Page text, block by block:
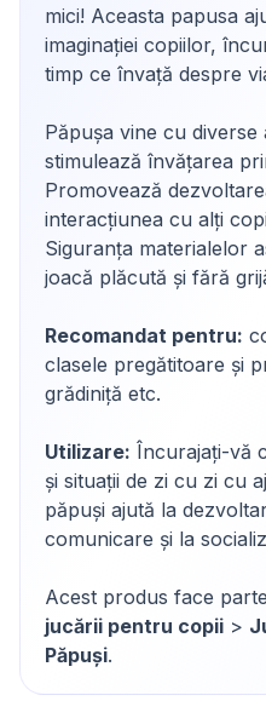
mici! Aceasta papusa
imaginației copiilor,
timp ce învață despre
Păpușa vine cu
stimulează învățarea
Promovează
interacțiunea cu alți
Siguranța materialelor
joacă plăcută și fără
Recomandat pentru:
clasele pregătitoare și
grădiniță etc.
Utilizare: Încurajați-vă
și situații de zi cu zi cu
păpuși ajută la
comunicare și la
Acest produs face
jucării pentru copii >
Păpuși.